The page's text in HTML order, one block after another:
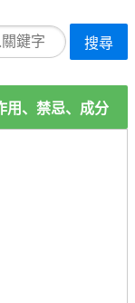
搜尋
用、禁忌、成分